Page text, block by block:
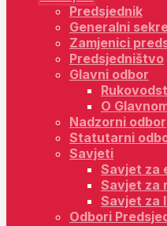
Predsjednik
Generalni
Zamjenici
Predsjedništvo
Glavni odbor
O
Nadzorni odbor
Statutarni
Savjeti
Savjet za
Savjet za
Savjet za
Odbori